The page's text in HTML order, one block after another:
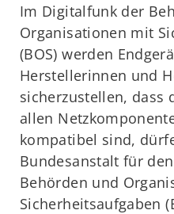
Im Digitalfunk der
Organisationen mit
(BOS) werden
Herstellerinnen und
sicherzustellen, dass
allen
kompatibel sind,
Bundesanstalt für
Behörden und
Sicherheitsaufgaben